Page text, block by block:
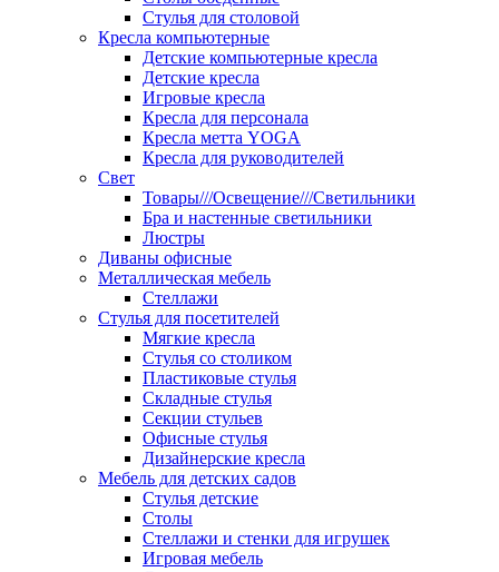
Стулья для столовой
Кресла компьютерные
Детские компьютерные кресла
Детские кресла
Игровые кресла
Кресла для персонала
Кресла метта YOGA
Кресла для руководителей
Свет
Товары///Освещение///Светильники
Бра и настенные светильники
Люстры
Диваны офисные
Металлическая мебель
Стеллажи
Стулья для посетителей
Мягкие кресла
Стулья со столиком
Пластиковые стулья
Складные стулья
Секции стульев
Офисные стулья
Дизайнерские кресла
Мебель для детских садов
Стулья детские
Столы
Стеллажи и стенки для игрушек
Игровая мебель